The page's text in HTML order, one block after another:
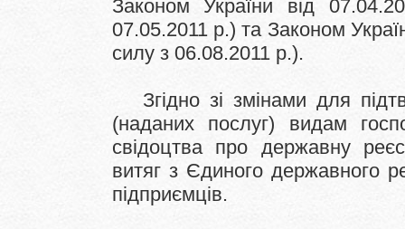
Законом України від
07.05.2011 р.) та Законом
силу з 06.08.2011 р.).
Згідно зі змінами для
(наданих послуг) видам
свідоцтва про державну
витяг з Єдиного державного
підприємців.